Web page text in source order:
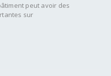
peut avoir des
sur